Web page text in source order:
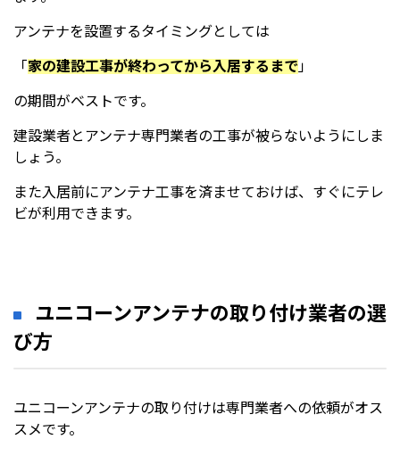
アンテナを設置するタイミングとしては
「 家の建設工事が終わってから入居するまで 」
の期間がベストです。
建設業者とアンテナ専門業者の工事が被らないようにしま
しょう。
また入居前にアンテナ工事を済ませておけば、すぐにテレ
ビが利用できます。
ユニコーンアンテナの取り付け業者の選
び方
ユニコーンアンテナの取り付けは専門業者への依頼がオス
スメです。